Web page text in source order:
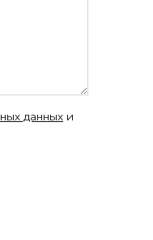
данных и